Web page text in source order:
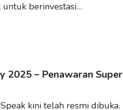
berinvestasi…
2025 – Penawaran Super
kini telah resmi dibuka.